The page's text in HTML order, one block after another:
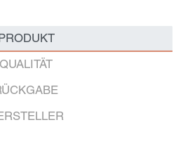
PRODUKT
QUALITÄT